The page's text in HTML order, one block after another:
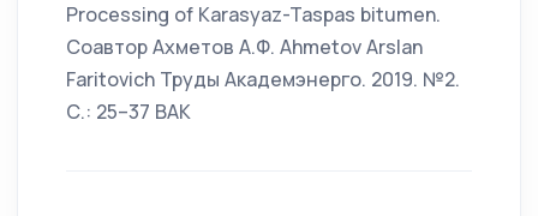
Processing of Karasyaz-Taspas bitumen.
Соавтор Ахметов А.Ф. Ahmetov Arslan
Faritovich Труды Академэнерго. 2019. №2.
С.: 25–37 ВАК